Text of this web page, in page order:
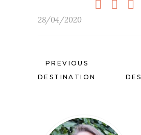
28/04/2020
PREVIOUS
DESTINATION